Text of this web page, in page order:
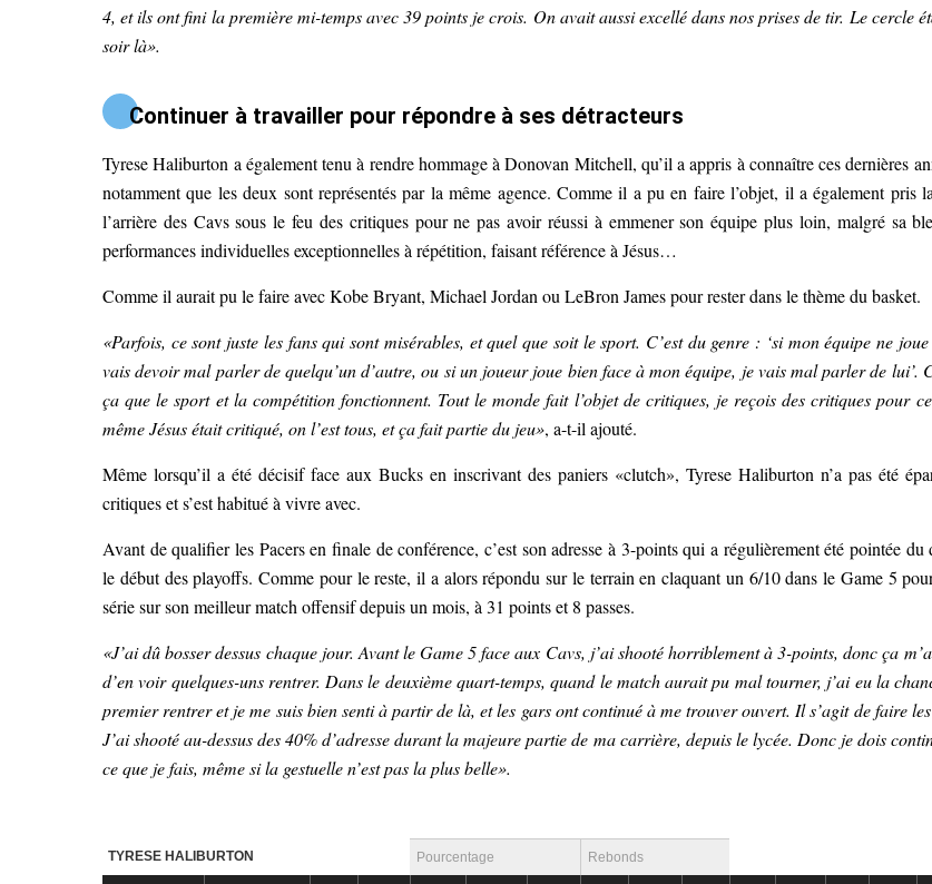
4, et ils ont fini la première mi-temps avec 39 points je crois. On avait aussi excellé dans nos prises de tir. Le cercle
soir là».
Continuer à travailler pour répondre à ses détracteurs
Tyrese Haliburton a également tenu à rendre hommage à Donovan Mitchell, qu’il a appris à connaître ces dernières
notamment que les deux sont représentés par la même agence. Comme il a pu en faire l’objet, il a également pris
l’arrière des Cavs sous le feu des critiques pour ne pas avoir réussi à emmener son équipe plus loin, malgré sa
performances individuelles exceptionnelles à répétition, faisant référence à Jésus…
Comme il aurait pu le faire avec Kobe Bryant, Michael Jordan ou LeBron James pour rester dans le thème du basket.
«Parfois, ce sont juste les fans qui sont misérables, et quel que soit le sport. C’est du genre : ‘si mon équipe ne
vais devoir mal parler de quelqu’un d’autre, ou si un joueur joue bien face à mon équipe, je vais mal parler de lui’.
ça que le sport et la compétition fonctionnent. Tout le monde fait l’objet de critiques, je reçois des critiques pour
même Jésus était critiqué, on l’est tous, et ça fait partie du jeu», a-t-il ajouté.
Même lorsqu’il a été décisif face aux Bucks en inscrivant des paniers «clutch», Tyrese Haliburton n’a pas été
critiques et s’est habitué à vivre avec.
Avant de qualifier les Pacers en finale de conférence, c’est son adresse à 3-points qui a régulièrement été pointée du
le début des playoffs. Comme pour le reste, il a alors répondu sur le terrain en claquant un 6/10 dans le Game 5
série sur son meilleur match offensif depuis un mois, à 31 points et 8 passes.
«J’ai dû bosser dessus chaque jour. Avant le Game 5 face aux Cavs, j’ai shooté horriblement à 3-points, donc ça
d’en voir quelques-uns rentrer. Dans le deuxième quart-temps, quand le match aurait pu mal tourner, j’ai eu la
premier rentrer et je me suis bien senti à partir de là, et les gars ont continué à me trouver ouvert. Il s’agit de faire
J’ai shooté au-dessus des 40% d’adresse durant la majeure partie de ma carrière, depuis le lycée. Donc je dois
ce que je fais, même si la gestuelle n’est pas la plus belle».
TYRESE HALIBURTON Pourcentage Rebonds